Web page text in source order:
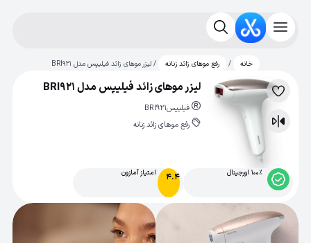
خانه / رفع موهای زائد زنانه / لیزر موهای زائد فیلیپس مدل BRI921
لیست
علاقه‌مندی
مقایسه
لیزر موهای زائد فیلیپس مدل BRI921
فیلیپسBRI921
رفع موهای زائد زنانه
100% اورجینال 4.4 امتیاز آمازون